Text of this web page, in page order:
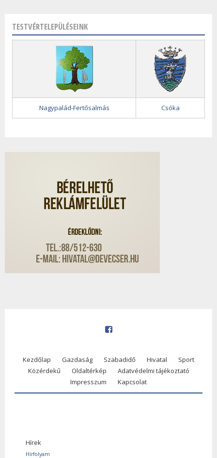
TESTVÉRTELEPÜLÉSEINK
Nagypalád-Fertősalmás Csóka
Kezdőlap Gazdaság Szabadidő Hivatal
Sport
Közérdekű
Oldaltérkép
Adatvédelmi tájékoztató
Impresszum
Kapcsolat
Hírek
Hírfolyam